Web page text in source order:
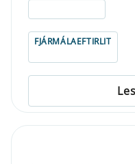
FJÁRMÁLAEFTIRLIT